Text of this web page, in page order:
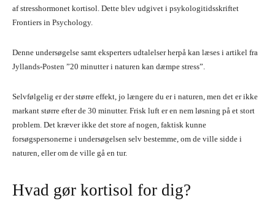
af stresshormonet kortisol. Dette blev udgivet i psykologitidsskriftet
Frontiers in Psychology.
Denne undersøgelse samt eksperters udtalelser herpå kan læses i artikel fra
Jyllands-Posten ”20 minutter i naturen kan dæmpe stress”.
Selvfølgelig er der større effekt, jo længere du er i naturen, men det er ikke
markant større efter de 30 minutter. Frisk luft er en nem løsning på et stort
problem. Det kræver ikke det store af nogen, faktisk kunne
forsøgspersonerne i undersøgelsen selv bestemme, om de ville sidde i
naturen, eller om de ville gå en tur.
Hvad gør kortisol for dig?